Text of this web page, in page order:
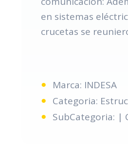
en sistemas
crucetas se
Marca: INDESA
Categoria:
SubCategoria: |